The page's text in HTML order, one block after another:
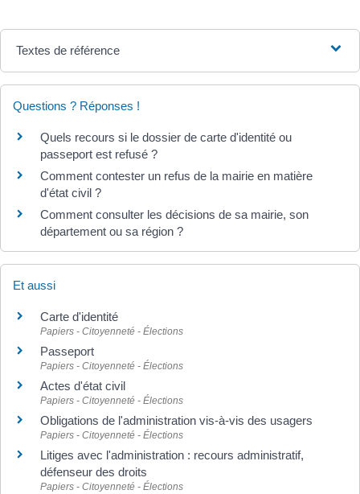
Textes de référence
Questions ? Réponses !
Quels recours si le dossier de carte d'identité ou
passeport est refusé ?
Comment contester un refus de la mairie en matière
d'état civil ?
Comment consulter les décisions de sa mairie, son
département ou sa région ?
Et aussi
Carte d'identité
Papiers - Citoyenneté - Élections
Passeport
Papiers - Citoyenneté - Élections
Actes d'état civil
Papiers - Citoyenneté - Élections
Obligations de l'administration vis-à-vis des usagers
Papiers - Citoyenneté - Élections
Litiges avec l'administration : recours administratif,
défenseur des droits
Papiers - Citoyenneté - Élections